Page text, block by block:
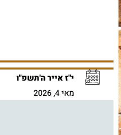
י"ז אייר ה'תשפ"ו
מאי 4, 2026